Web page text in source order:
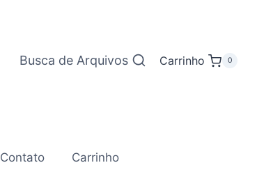
Busca de Arquivos Carrinho 0
Contato Carrinho